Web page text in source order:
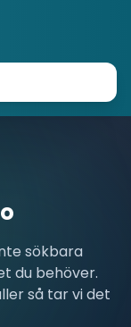
sökbara
du behöver.
så tar vi det